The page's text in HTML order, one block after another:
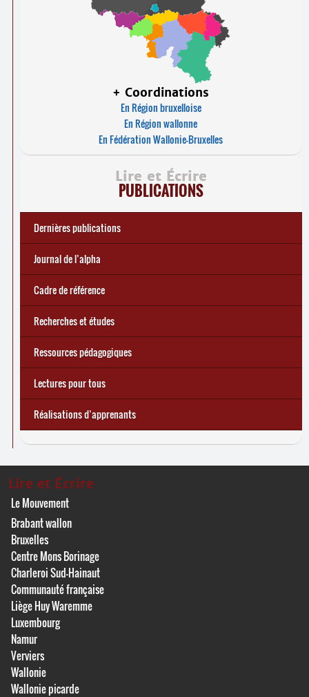
+ Coordinations
En Région bruxelloise
En Région wallonne
En Fédération Wallonie-Bruxelles
Lire et Écrire
PUBLICATIONS
Dernières publications
Réforme des allocations de chômage : premiers bilans
d’une exclusion annoncée
🎬 L’alpha populaire : c’est quoi ?
Statistiques 2025 sur les apprenant
Journal de l’alpha 241 (2
écrire demain
... Tous les articles
Journal de l’alpha
Cadre de référence
Recherches et études
Ressources pédagogiques
Lectures pour tous
Réalisations d’apprenants
Lire et Écrire
Le Mouvement
Brabant wallon
Bruxelles
Centre Mons Borinage
Charleroi Sud-Hainaut
Communauté française
Liège Huy Waremme
Luxembourg
Namur
Verviers
Wallonie
Wallonie picarde